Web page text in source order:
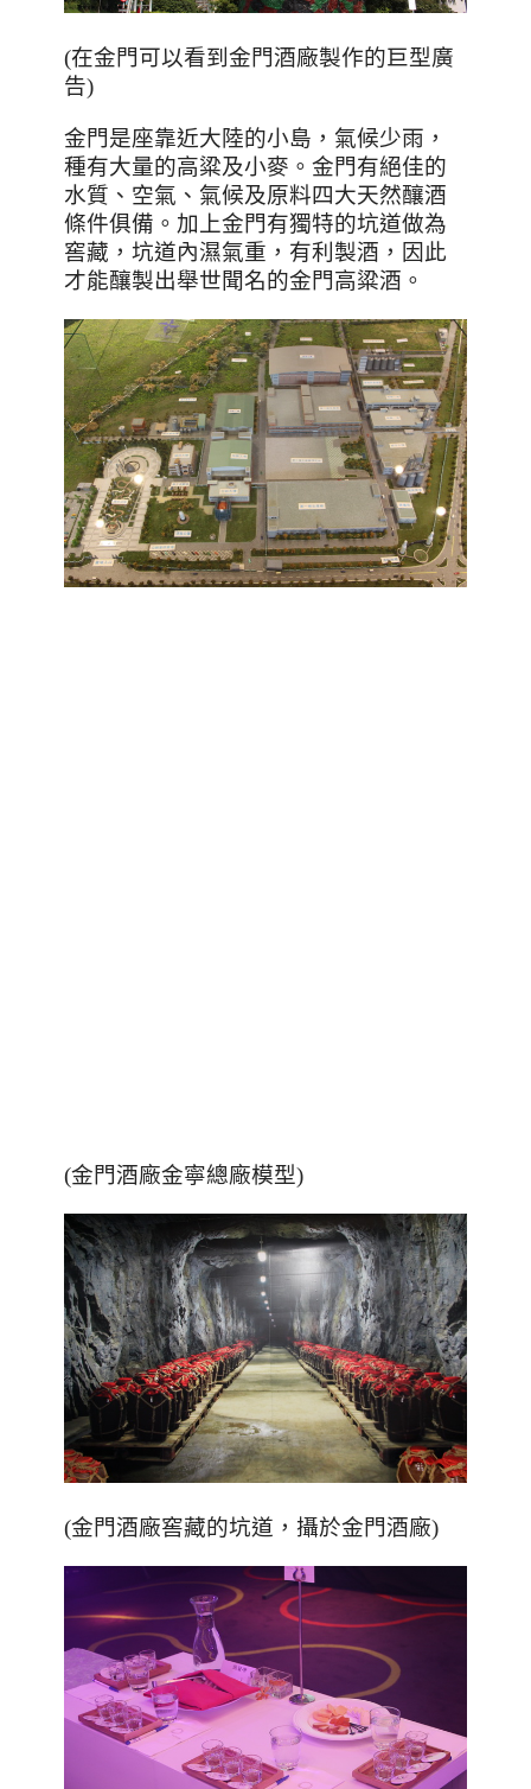
(在金門可以看到金門酒廠製作的巨型廣
告)
金門是座靠近大陸的小島，氣候少雨，
種有大量的高粱及小麥。金門有絕佳的
水質、空氣、氣候及原料四大天然釀酒
條件俱備。加上金門有獨特的坑道做為
窖藏，坑道內濕氣重，有利製酒，因此
才能釀製出舉世聞名的金門高粱酒。
(金門酒廠金寧總廠模型)
(金門酒廠窖藏的坑道，攝於金門酒廠)